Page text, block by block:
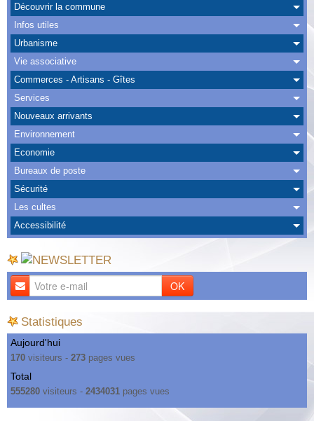
Transports
Agenda
Albums
Nous Contacter
Découvrir la commune
Infos utiles
Urbanisme
Vie associative
Commerces - Artisans - Gîtes
Services
Nouveaux arrivants
Environnement
Economie
Bureaux de poste
Sécurité
Les cultes
Accessibilité
OK
Statistiques
Aujourd'hui
170 visiteurs - 273 pages vues
Total
555280 visiteurs - 2434031 pages vues